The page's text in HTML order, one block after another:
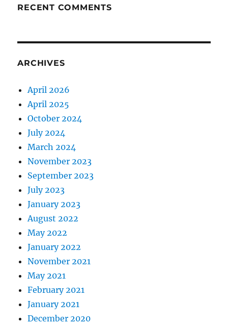
RECENT COMMENTS
ARCHIVES
April 2026
April 2025
October 2024
July 2024
March 2024
November 2023
September 2023
July 2023
January 2023
August 2022
May 2022
January 2022
November 2021
May 2021
February 2021
January 2021
December 2020